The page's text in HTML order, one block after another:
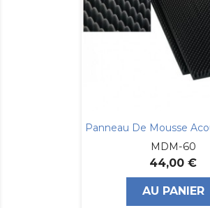
MDM-60
44,00 €
AU PANIER